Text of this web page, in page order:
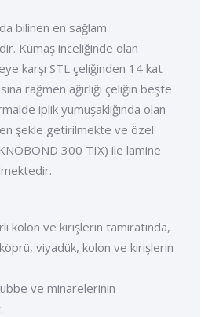
bilinen en sağlam
Kumaş inceliğinde olan
karşı STL çeliğinden 14 kat
rağmen ağırlığı çeliğin beşte
iplik yumuşaklığında olan
şekle getirilmekte ve özel
300 TIX) ile lamine
kolon ve kirişlerin tamiratında,
viyadük, kolon ve kirişlerin
ve minarelerinin